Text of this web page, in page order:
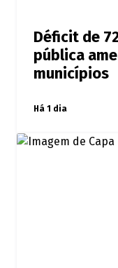
Déficit de
pública
municípios
Há 1 dia